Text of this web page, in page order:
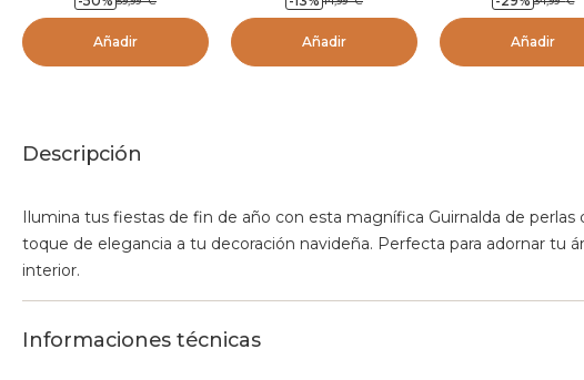
Añadir Añadir Añadir
Descripción
Ilumina tus fiestas de fin de año con esta magnífica Guirnalda de
toque de elegancia a tu decoración navideña. Perfecta para adornar tu
interior.
Informaciones técnicas